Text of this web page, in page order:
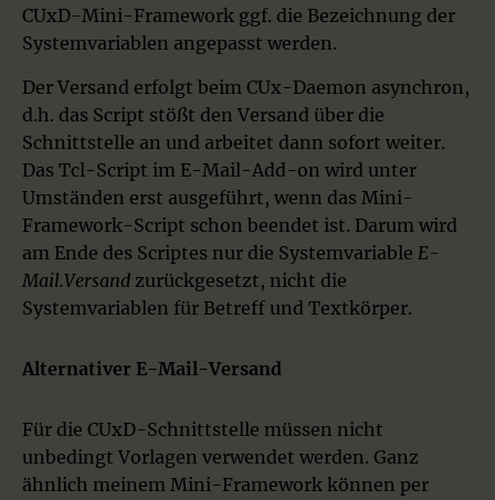
CUxD-Mini-Framework ggf. die Bezeichnung der
Systemvariablen angepasst werden.
Der Versand erfolgt beim CUx-Daemon asynchron,
d.h. das Script stößt den Versand über die
Schnittstelle an und arbeitet dann sofort weiter.
Das Tcl-Script im E-Mail-Add-on wird unter
Umständen erst ausgeführt, wenn das Mini-
Framework-Script schon beendet ist. Darum wird
am Ende des Scriptes nur die Systemvariable E-
Mail.Versand zurückgesetzt, nicht die
Systemvariablen für Betreff und Textkörper.
Alternativer E-Mail-Versand
Für die CUxD-Schnittstelle müssen nicht
unbedingt Vorlagen verwendet werden. Ganz
ähnlich meinem Mini-Framework können per